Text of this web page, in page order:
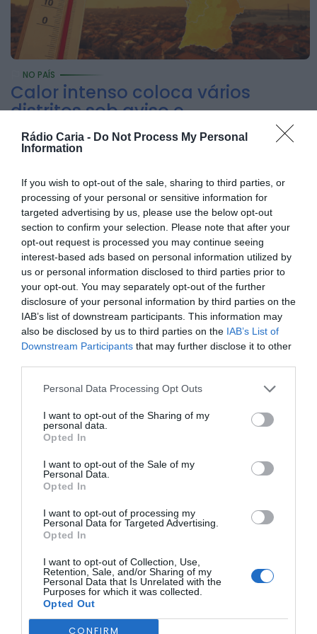
Rádio Caria - Do Not Process My Personal
Information
If you wish to opt-out of the sale, sharing to third parties, or
processing of your personal or sensitive information for
targeted advertising by us, please use the below opt-out
section to confirm your selection. Please note that after your
opt-out request is processed you may continue seeing
interest-based ads based on personal information utilized by
us or personal information disclosed to third parties prior to
your opt-out. You may separately opt-out of the further
disclosure of your personal information by third parties on the
IAB’s list of downstream participants. This information may
also be disclosed by us to third parties on the IAB’s List of
Downstream Participants that may further disclose it to other
Personal Data Processing Opt Outs
I want to opt-out of the Sharing of my
personal data.
Opted In
I want to opt-out of the Sale of my
Personal Data.
Opted In
I want to opt-out of processing my
Personal Data for Targeted Advertising.
Opted In
I want to opt-out of Collection, Use,
Retention, Sale, and/or Sharing of my
Personal Data that Is Unrelated with the
Purposes for which it was collected.
Opted Out
CONFIRM
recebe quatro novas
Unidades Móveis de
Saúde
Rádio Caria
Dois detidos por
tráfico de
estupefacientes em
ONTEM, 23:08
Rádio Caria
Covilhã assinala Dia
Internacional da
Juventude com
entradas gratuitas
na Piscina Praia
ONTEM, 23:01
Rádio Caria
Castelo de Belmonte
recebe observação
do eclipse solar
6 DE AGOSTO, 2026 — 22:53
NO PAÍS
Calor intenso coloca vários
distritos sob aviso e
temperaturas podem...
21 DE JUNHO, 2026
Sete distritos sob aviso amarelo
este fim de semana devido...
19 DE JUNHO, 2026